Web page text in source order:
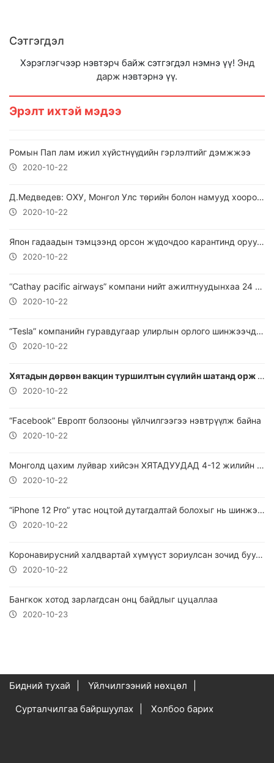
Сэтгэгдэл
Хэрэглэгчээр нэвтэрч байж сэтгэгдэл нэмнэ үү! Энд
дарж нэвтэрнэ үү.
Эрэлт ихтэй мэдээ
Ромын Пап лам ижил хүйстнүүдийн гэрлэлтийг дэмжжээ
2020-10-22
Д.Медведев: ОХУ, Монгол Улс төрийн болон намууд хоорондын хамтын ажиллагааг өргөжүүлэх боломж бий
2020-10-22
Япон гадаадын тэмцээнд орсон жүдочдоо карантинд оруулахгүй
2020-10-22
“Cathay pacific airways” компани нийт ажилтнуудынхаа 24 хувийг цомхотгоно
2020-10-22
“Tesla” компанийн гуравдугаар улирлын орлого шинжээчдийн таамаглаж байснаас давжээ
2020-10-22
Хятадын дөрвөн вакцин туршилтын сүүлийн шатанд орж 60 гаруй мянган хүнд тариад байна
2020-10-22
“Facebook” Европт болзооны үйлчилгээгээ нэвтрүүлж байна
2020-10-22
Монголд цахим луйвар хийсэн ХЯТАДУУДАД 4-12 жилийн ХОРИХ ЯЛ оноолоо
2020-10-22
“iPhone 12 Pro” утас ноцтой дутагдалтай болохыг нь шинжээчид илрүүлжээ.
2020-10-22
Коронавирусний халдвартай хүмүүст зориулсан зочид буудал нээгдлээ
2020-10-22
Бангкок хотод зарлагдсан онц байдлыг цуцаллаа
2020-10-23
Бидний тухай
Үйлчилгээний нөхцөл
Сурталчилгаа байршуулах
Холбоо барих